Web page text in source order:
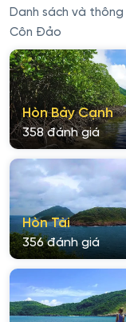
Danh sách và
Côn Đảo
Hòn Bảy Cạnh
358 đánh giá
Hòn Tài
356 đánh giá